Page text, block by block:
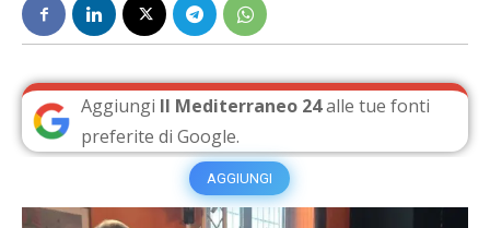
Aggiungi Il Mediterraneo 24alle tue fonti
preferite di Google.
AGGIUNGI